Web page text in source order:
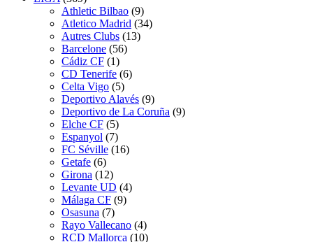
Athletic Bilbao (9)
Atletico Madrid (34)
Autres Clubs (13)
Barcelone (56)
Cádiz CF (1)
CD Tenerife (6)
Celta Vigo (5)
Deportivo Alavés (9)
Deportivo de La Coruña (9)
Elche CF (5)
Espanyol (7)
FC Séville (16)
Getafe (6)
Girona (12)
Levante UD (4)
Málaga CF (9)
Osasuna (7)
Rayo Vallecano (4)
RCD Mallorca (10)